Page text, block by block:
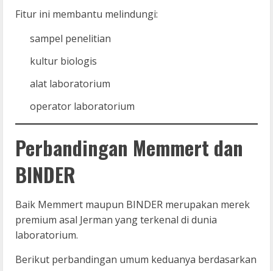
Fitur ini membantu melindungi:
sampel penelitian
kultur biologis
alat laboratorium
operator laboratorium
Perbandingan Memmert dan
BINDER
Baik Memmert maupun BINDER merupakan merek
premium asal Jerman yang terkenal di dunia
laboratorium.
Berikut perbandingan umum keduanya berdasarkan